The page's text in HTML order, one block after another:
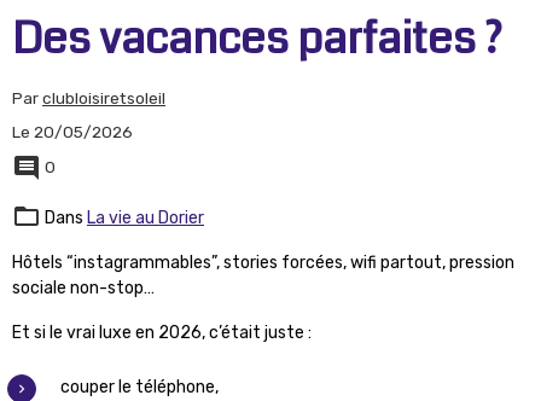
Des vacances parfaites ?
Parclubloisiretsoleil
Le 20/05/2026
0
Dans La vie au Dorier
Hôtels “instagrammables”, stories forcées, wifi partout, pression
sociale non-stop…
Et si le vrai luxe en 2026, c’était juste :
couper le téléphone,